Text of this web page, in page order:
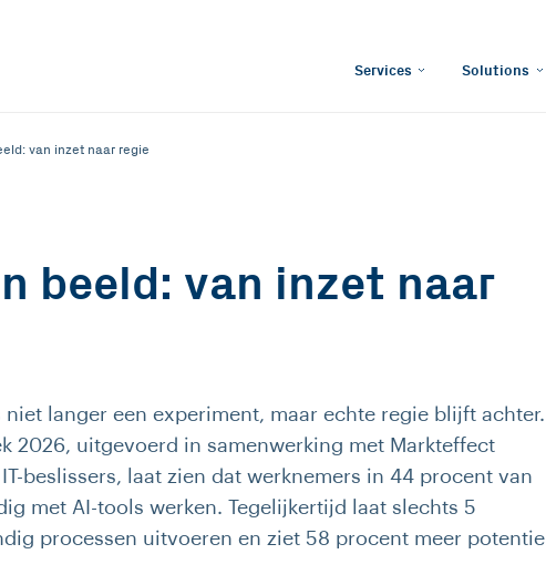
Services Solutions
van inzet naar regie
beeld: van inzet naar
langer een experiment, maar echte regie blijft achter.
2026, uitgevoerd in samenwerking met Markteffect
beslissers, laat zien dat werknemers in 44 procent van
met AI-tools werken. Tegelijkertijd laat slechts 5
processen uitvoeren en ziet 58 procent meer potentie